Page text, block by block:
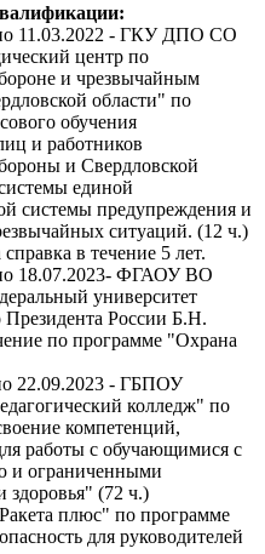
11.03.2022 - ГКУ ДПО СО
центр по
и чрезвычайным
области" по
обучения
и работников
и Свердловской
единой
системы предупреждения и
ситуаций. (12 ч.)
в течение 5 лет.
18.07.2023- ФГАОУ ВО
университет
Президента России Б.Н.
по программе "Охрана
22.09.2023 - ГБПОУ
колледж" по
компетенций,
работы с обучающимися с
и ограниченными
здоровья" (72 ч.)
плюс" по программе
для руководителей